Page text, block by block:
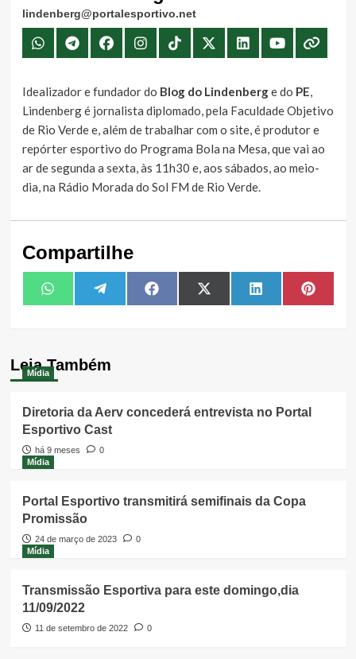
lindenberg@portalesportivo.net
Idealizador e fundador do Blog do Lindenberge do PE,
Lindenberg é jornalista diplomado, pela Faculdade Objetivo
de Rio Verde e, além de trabalhar com o site, é produtor e
repórter esportivo do Programa Bola na Mesa, que vai ao
ar de segunda a sexta, às 11h30 e, aos sábados, ao meio-
dia, na Rádio Morada do Sol FM de Rio Verde.
Compartilhe
Share
on
WhatsAppShare
on
TelegramShare
on
FacebookShare
on
X
(Twitter)
Share
on
LinkedIn Share
on
Leia Também
Mídia
Diretoria da Aerv concederá entrevista no Portal
Esportivo Cast
há 9 meses
0
Mídia
Portal Esportivo transmitirá semifinais da Copa
Promissão
24 de março de 2023
0
Mídia
Transmissão Esportiva para este domingo,dia
11/09/2022
11 de setembro de 2022 0